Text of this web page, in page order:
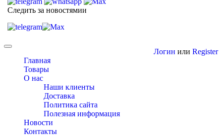
Следить за новостямии
Toggle
navigationГлавная
Товары
О нас
Наши клиенты
Доставка
Политика сайта
Полезная информация
Новости
Контакты
Логин или Register